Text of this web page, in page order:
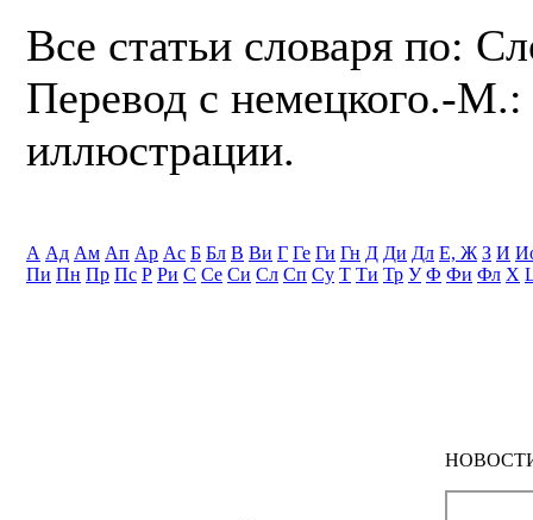
Все статьи словаря по:
Перевод с немецкого.-
иллюстрации.
А Ад Ам Ап Ар Ас Б Бл В Ви Г Ге Ги Гн Д Ди Дл Е, Ж З И
Пи Пн Пр Пс Р Ри С Се Си Сл Сп Су Т Ти Тр У Ф Фи Фл Х